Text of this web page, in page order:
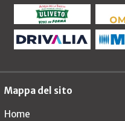
Mappa del sito
Home